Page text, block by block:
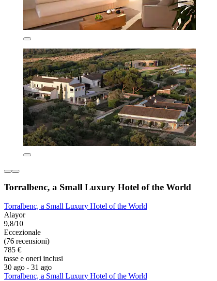
Torralbenc, a Small Luxury Hotel of the World
Torralbenc, a Small Luxury Hotel of the World
Alayor
9,8/10
Eccezionale
(76 recensioni)
785 €
tasse e oneri inclusi
30 ago - 31 ago
Torralbenc, a Small Luxury Hotel of the World